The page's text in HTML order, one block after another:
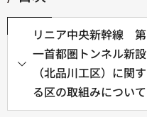
リニア中央新幹線 第
一首都圏トンネル新設
（北品川工区）に関す
る区の取組みについて